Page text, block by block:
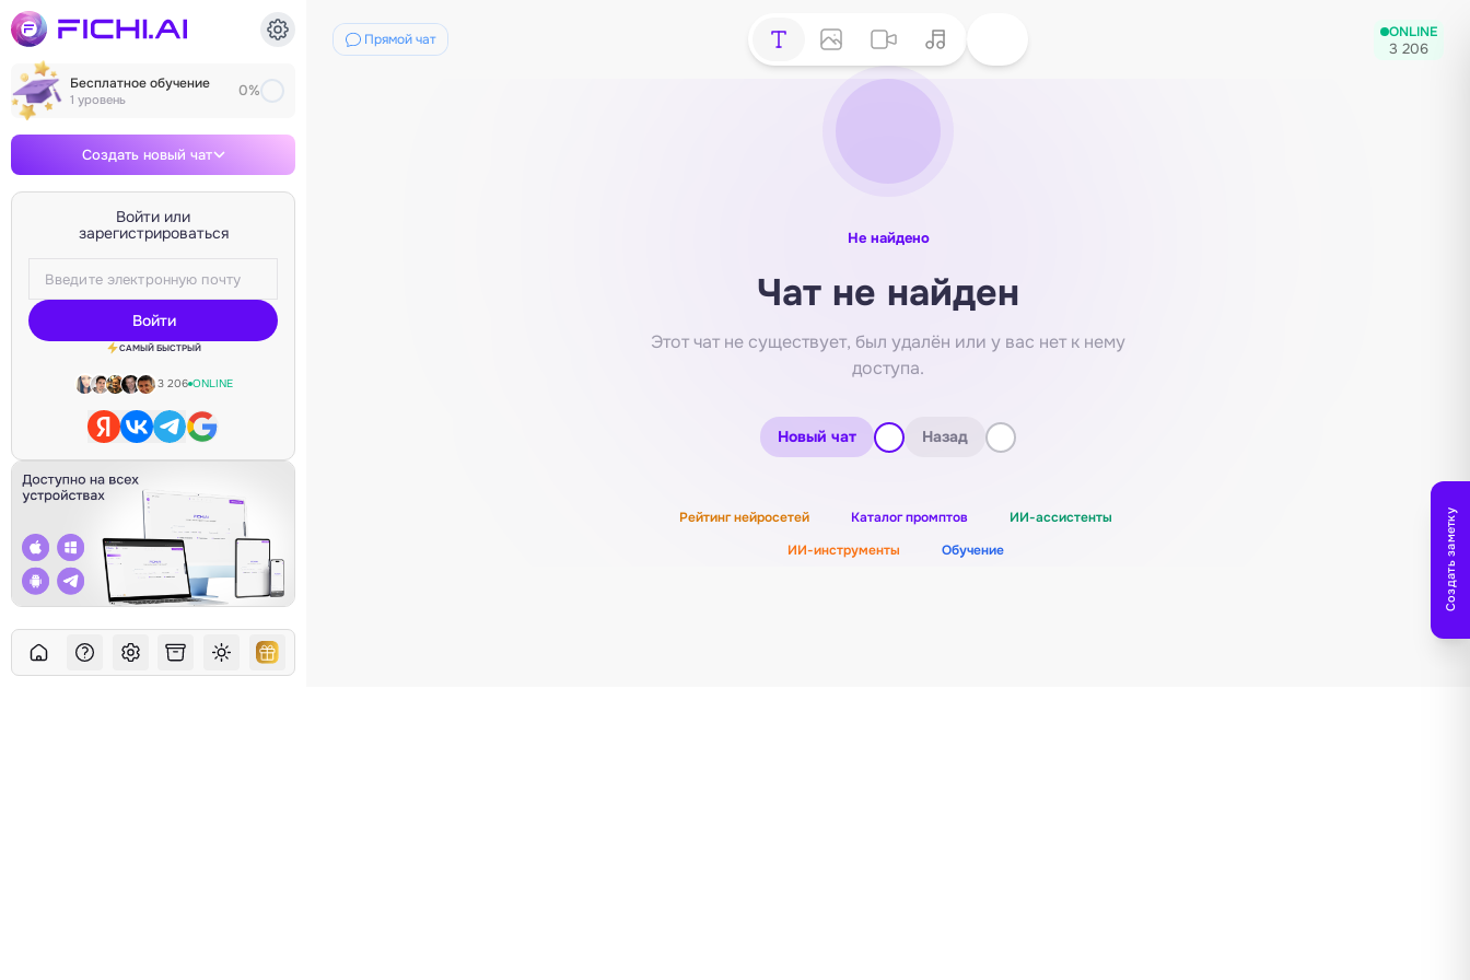
Бесплатное обучение
1 уровень 0%
Создать новый чат
Войти или
зарегистрироваться
Войти
САМЫЙ БЫСТРЫЙ
3 206 ONLINE
Прямой чат ONLINE
3 206
Не найдено
Чат не найден
Этот чат не существует, был удалён или у вас нет к нему
доступа.
Новый чат Назад
Рейтинг нейросетей Каталог промптов
ИИ-ассистенты
ИИ-инструменты
Обучение Создать заметку